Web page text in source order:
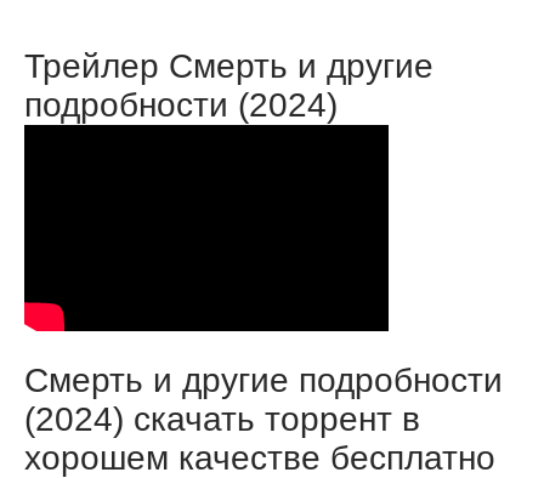
Трейлер Смерть и другие
подробности (2024)
Смерть и другие подробности
(2024) скачать торрент в
хорошем качестве бесплатно